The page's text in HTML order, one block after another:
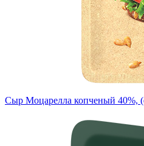
Сыр Моцарелла копченый 40%,